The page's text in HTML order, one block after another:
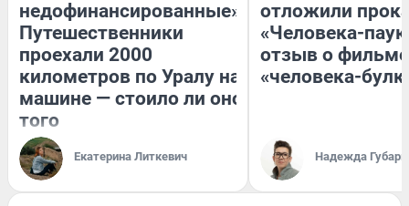
недофинансированные».
Путешественники
проехали 2000
километров по Уралу на
машине — стоило ли оно
того
Екатерина Литкевич
отложили
«Человека-
отзыв о
«человека-
Надежда Губарь